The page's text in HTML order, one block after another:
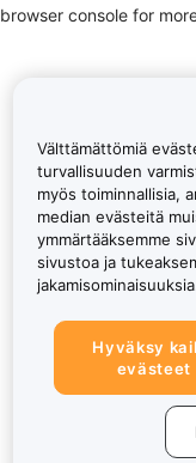
browser console for
Välttämättömiä
turvallisuuden
myös toiminnallisia,
median evästeitä
ymmärtääksemme
sivustoa ja
Hyväksy
evästeet